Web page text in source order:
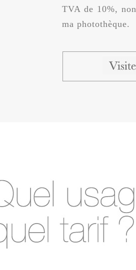
TVA de 10%,
ma photothèque.